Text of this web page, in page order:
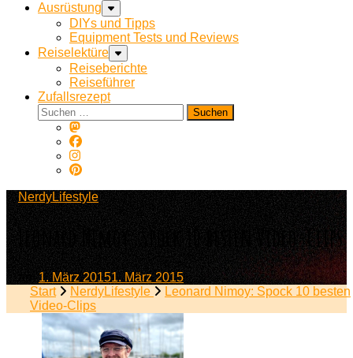
Ausrüstung
DIYs und Tipps
Equipment Tests und Reviews
Reiselektüre
Reiseberichte
Reiseführer
Zufallsrezept
Suchen
nach:
NerdyLifestyle
Leonard Nimoy: Spock 10 besten Video-Clips
am1. März 20151. März 2015
Start
NerdyLifestyle
Leonard Nimoy: Spock 10 besten
Video-Clips